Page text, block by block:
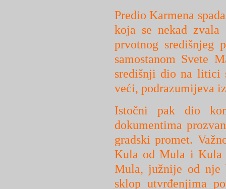
Predio Karmena
koja se nekad zvala
prvotnog središnjeg
samostanom Svete
središnji dio na litici
veći, podrazumijeva
Istočni pak dio
dokumentima
gradski promet.
Kula od Mula i Kula
Mula, južnije od nje
sklop utvrđenjima